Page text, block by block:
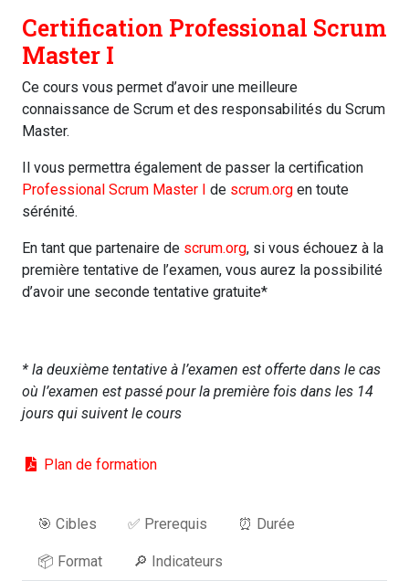
Certification Professional Scrum
Master I
Ce cours vous permet d’avoir une meilleure
connaissance de Scrum et des responsabilités du Scrum
Master.
Il vous permettra également de passer la certification
Professional Scrum Master I de scrum.org en toute
sérénité.
En tant que partenaire de scrum.org, si vous échouez à la
première tentative de l’examen, vous aurez la possibilité
d’avoir une seconde tentative gratuite*
* la deuxième tentative à l’examen est offerte dans le cas
où l’examen est passé pour la première fois dans les 14
jours qui suivent le cours
Plan de formation
🎯 Cibles ✅ Prerequis ⏰ Durée
📦 Format 🔎 Indicateurs